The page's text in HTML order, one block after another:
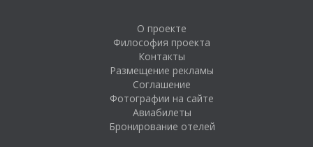
О проекте
Философия проекта
Контакты
Размещение рекламы
Соглашение
Фотографии на сайте
Авиабилеты
Бронирование отелей